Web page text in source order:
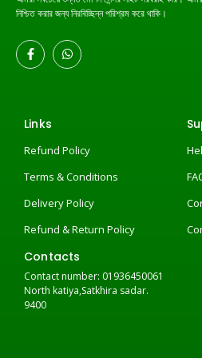
নিশ্চিত করার জন্য নিরবিচ্ছিন্ন পরিশ্রম করে থাকি।
Links
Refund Policy
Terms & Conditions
Delivery Policy
Refund & Return Policy
Contacts
Contact number: 01936450061
North katiya,Satkhira sadar.
9400